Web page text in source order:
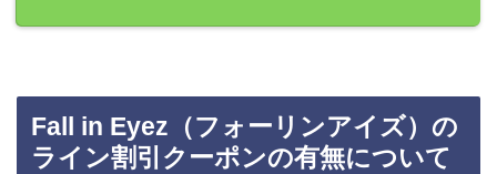
Fall in Eyez（フォーリンアイズ）の
ライン割引クーポンの有無について